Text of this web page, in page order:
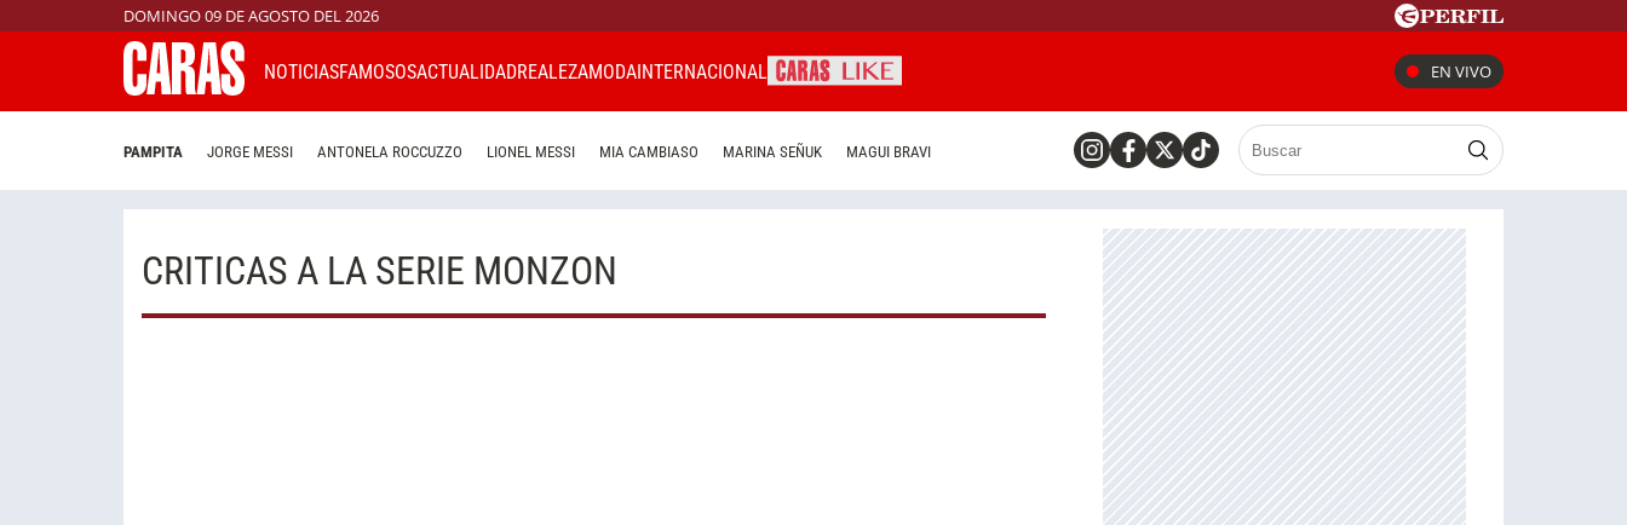
DOMINGO 09 DE AGOSTO DEL 2026
NOTICIASFAMOSOSACTUALIDADREALEZAMODAINTERNACIONAL EN VIVO
PAMPITA JORGE MESSI ANTONELA ROCCUZZO LIONEL MESSI MIA CAMBIASO MARINA SEÑUK MAGUI BRAVI
CRITICAS A LA SERIE MONZON